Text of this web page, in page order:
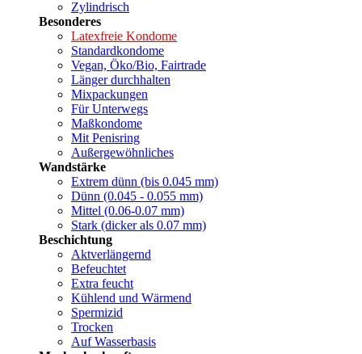
Zylindrisch
Besonderes
Latexfreie Kondome
Standardkondome
Vegan, Öko/Bio, Fairtrade
Länger durchhalten
Mixpackungen
Für Unterwegs
Maßkondome
Mit Penisring
Außergewöhnliches
Wandstärke
Extrem dünn (bis 0.045 mm)
Dünn (0.045 - 0.055 mm)
Mittel (0.06-0.07 mm)
Stark (dicker als 0.07 mm)
Beschichtung
Aktverlängernd
Befeuchtet
Extra feucht
Kühlend und Wärmend
Spermizid
Trocken
Auf Wasserbasis